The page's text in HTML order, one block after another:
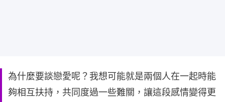
為什麼要談戀愛呢？我想可能就是兩個人在一起時能
夠相互扶持，共同度過一些難關，讓這段感情變得更